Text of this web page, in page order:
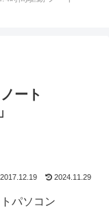
ート
2017.12.19 2024.11.29
パソコン